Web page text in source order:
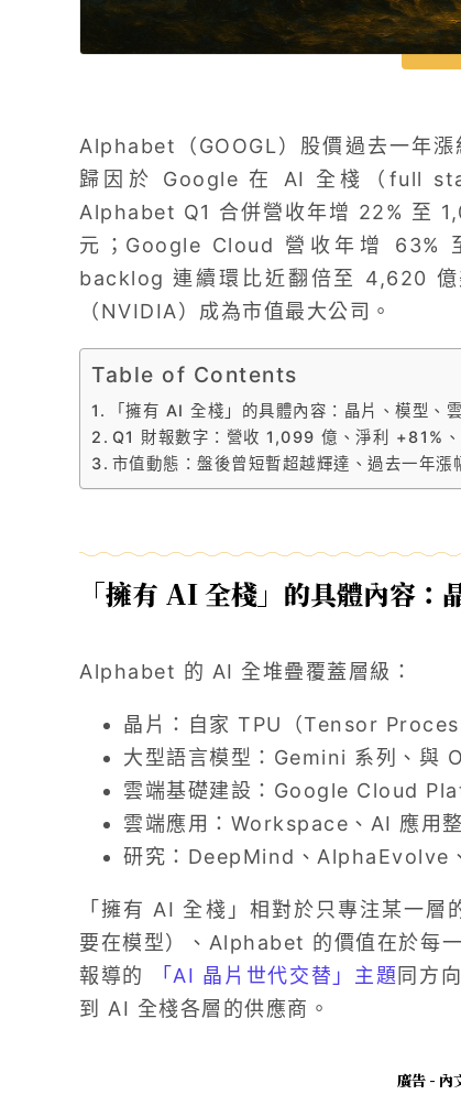
Alphabet（GOOGL）股價過去一年
歸因於 Google 在 AI 全棧（full
Alphabet Q1 合併營收年增 22% 至
元；Google Cloud 營收年增 63%
backlog 連續環比近翻倍至 4,620
（NVIDIA）成為市值最大公司。
Table of Contents
「擁有 AI 全棧」的具體內容：晶片、模型、
Q1 財報數字：營收 1,099 億、淨利 +81%
市值動態：盤後曾短暫超越輝達、過去一年
「擁有 AI 全棧」的具體內容：
Alphabet 的 AI 全堆疊覆蓋層級：
晶片：自家 TPU（Tensor
大型語言模型：Gemini 系列、
雲端基礎建設：Google Cloud
雲端應用：Workspace、AI 應用
研究：DeepMind、AlphaEvolve
「擁有 AI 全棧」相對於只專注某一
要在模型）、Alphabet 的價值在於每
報導的
「AI 晶片世代交替」主題 同方
到 AI 全棧各層的供應商。
廣告 - 內